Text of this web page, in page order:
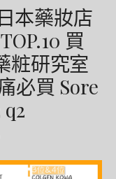
本藥妝店
買
粧研究室
必買 Sore